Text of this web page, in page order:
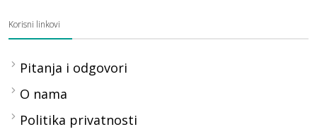
Korisni linkovi
Pitanja i odgovori
O nama
Politika privatnosti